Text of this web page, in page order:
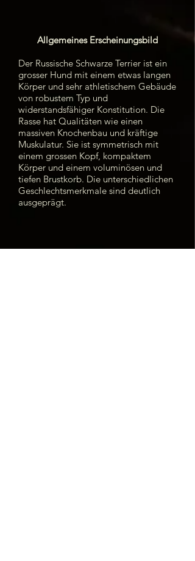
Allgemeines Erscheinungsbild
Der Russische Schwarze Terrier ist ein
grosser Hund mit einem etwas langen
Körper und sehr athletischem Gebäude
von robustem Typ und
widerstandsfähiger Konstitution. Die
Rasse hat Qualitäten wie einen
massiven Knochenbau und kräftige
Muskulatur. Sie ist symmetrisch mit
einem grossen Kopf, kompaktem
Körper und einem voluminösen und
tiefen Brustkorb. Die unterschiedlichen
Geschlechtsmerkmale sind deutlich
ausgeprägt.